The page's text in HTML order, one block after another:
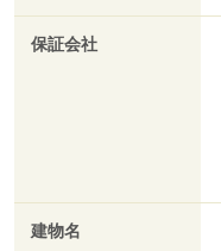
保証会社
建物名